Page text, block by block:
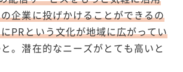
企業に投げかけることができるの
PRという文化が地域に広がってい
。潜在的なニーズがとても高いと